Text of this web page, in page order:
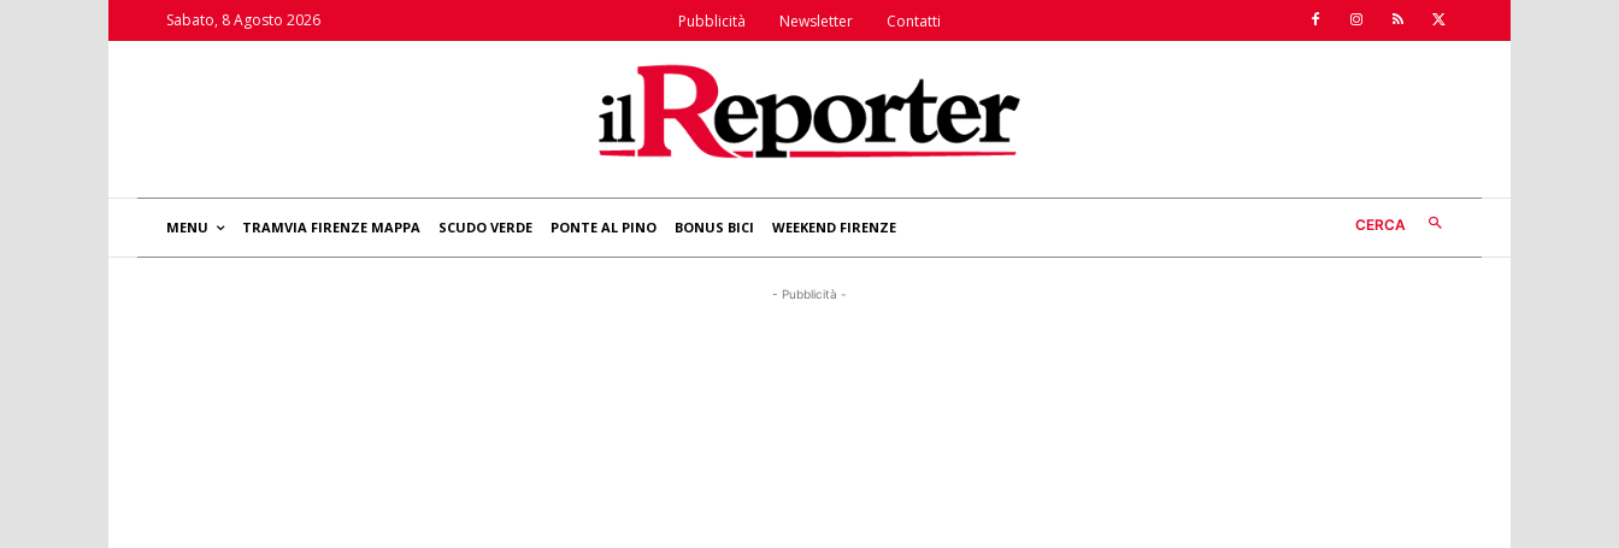
Sabato, 8 Agosto 2026 Pubblicità Newsletter Contatti
MENU TRAMVIA FIRENZE MAPPA SCUDO VERDE PONTE AL PINO BONUS BICI WEEKEND FIRENZE CERCA
- Pubblicità -